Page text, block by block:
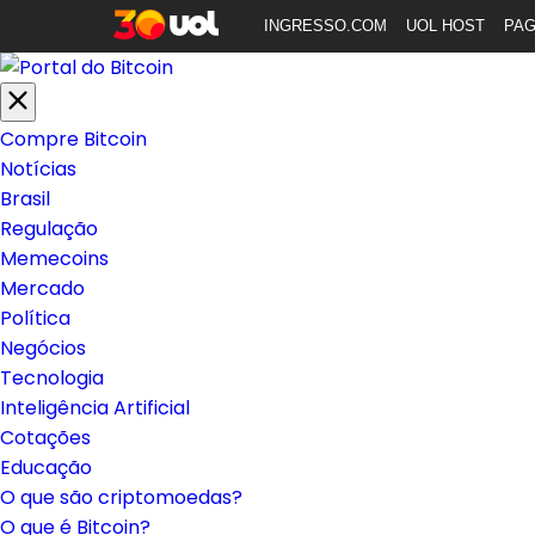
INGRESSO.COM UOL HOST
Compre Bitcoin
Notícias
Brasil
Regulação
Memecoins
Mercado
Política
Negócios
Tecnologia
Inteligência Artificial
Cotações
Educação
O que são criptomoedas?
O que é Bitcoin?